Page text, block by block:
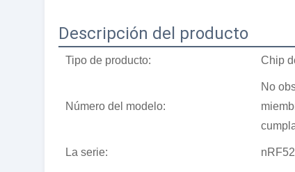
Descripción del producto
Tipo de producto: Chip
Número del modelo:
No
La serie: nRF52